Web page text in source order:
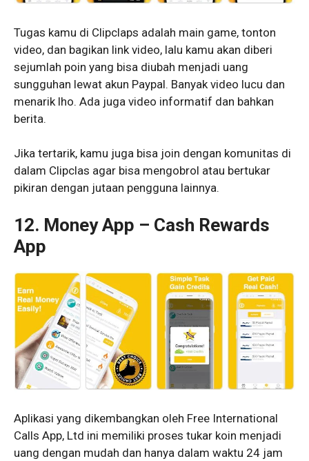
Tugas kamu di Clipclaps adalah main game, tonton
video, dan bagikan link video, lalu kamu akan diberi
sejumlah poin yang bisa diubah menjadi uang
sungguhan lewat akun Paypal. Banyak video lucu dan
menarik lho. Ada juga video informatif dan bahkan
berita.
Jika tertarik, kamu juga bisa join dengan komunitas di
dalam Clipclas agar bisa mengobrol atau bertukar
pikiran dengan jutaan pengguna lainnya.
12. Money App – Cash Rewards
App
Aplikasi yang dikembangkan oleh Free International
Calls App, Ltd ini memiliki proses tukar koin menjadi
uang dengan mudah dan hanya dalam waktu 24 jam